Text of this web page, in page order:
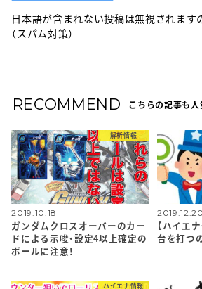
日本語が含まれない投稿は無視されます
（スパム対策）
RECOMMEND こちらの記事も人
解析情報
2019.10.18
ガンダムクロスオーバーのカー
ドによる示唆・設定4以上確定の
ボールに注意！
2019.12.20
【ハイエ
台を打つ
ハイエナ情報